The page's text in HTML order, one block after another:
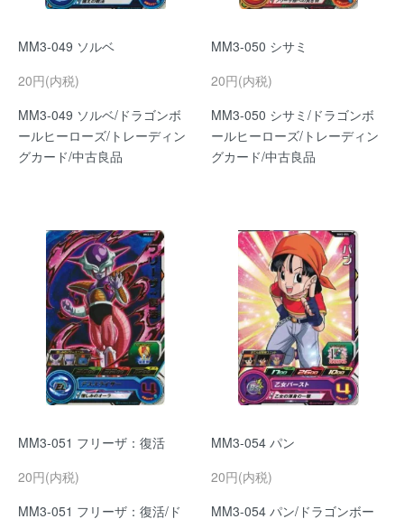
MM3-049 ソルベ
20円(内税)
MM3-049 ソルベ/ドラゴンボ
ールヒーローズ/トレーディン
グカード/中古良品
MM3-050 シサミ
20円(内税)
MM3-050 シサミ/ドラゴンボ
ールヒーローズ/トレーディン
グカード/中古良品
MM3-051 フリーザ：復活
20円(内税)
MM3-051 フリーザ：復活/ド
MM3-054 パン
20円(内税)
MM3-054 パン/ドラゴンボー